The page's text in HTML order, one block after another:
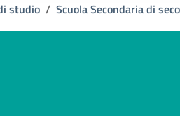
studio Scuola Secondaria di